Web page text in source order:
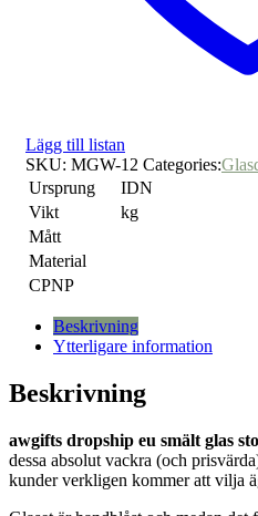
Lägg till listan
SKU: MGW-12 Categories:
Ursprung
IDN
Vikt
kg
Mått
Material
CPNP
Beskrivning
Ytterligare information
Beskrivning
awgifts dropship eu smält glas
dessa absolut vackra (och
kunder verkligen kommer att vilja